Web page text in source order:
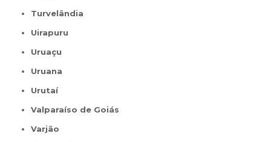
Turvelândia
Uirapuru
Uruaçu
Uruana
Urutaí
Valparaíso de Goiás
Varjão